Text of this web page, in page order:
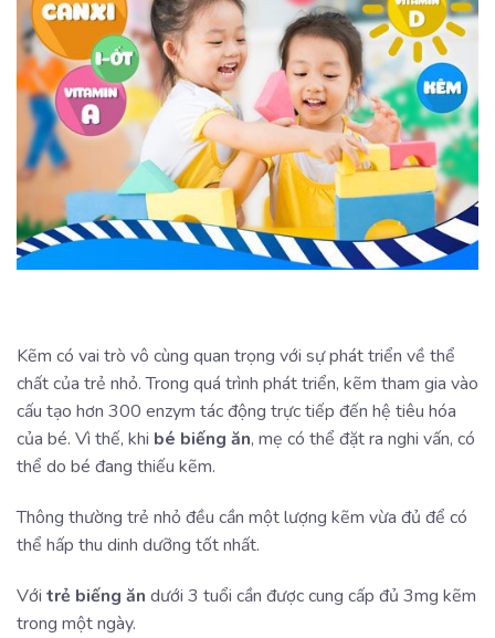
Kẽm có vai trò vô cùng quan trọng với sự phát triển về thể
chất của trẻ nhỏ. Trong quá trình phát triển, kẽm tham gia vào
cấu tạo hơn 300 enzym tác động trực tiếp đến hệ tiêu hóa
của bé. Vì thế, khi bé biếng ăn, mẹ có thể đặt ra nghi vấn, có
thể do bé đang thiếu kẽm.
Thông thường trẻ nhỏ đều cần một lượng kẽm vừa đủ để có
thể hấp thu dinh dưỡng tốt nhất.
Với trẻ biếng ăn dưới 3 tuổi cần được cung cấp đủ 3mg kẽm
trong một ngày.